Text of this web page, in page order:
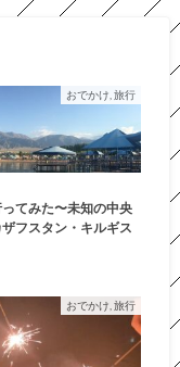
おでかけ, 旅行
てみた〜未知の中央
フスタン・キルギス
おでかけ, 旅行